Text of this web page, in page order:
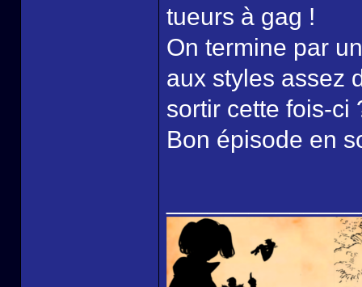
tueurs à gag !
On termine par
aux styles assez
sortir cette fois-ci
Bon épisode en